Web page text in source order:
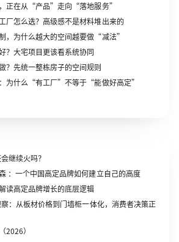
正在从“产品”走向“落地服务”
厂怎么选？高级感不是材料堆出来的
，为什么越大的空间越要做“减法”
？大宅项目更该看系统协同
？先统一整栋房子的空间规则
为什么“有工厂”不等于“能做好高定”
继续火吗？
：一个中国高定品牌如何建立自己的高度
读高定品牌增长的底层逻辑
：从板材价格到门墙柜一体化，消费者决策正
2026）